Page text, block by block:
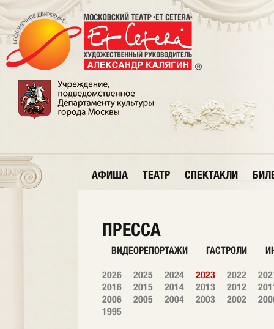
АФИША ТЕАТР СПЕКТАКЛИ
ПРЕССА
ВИДЕОРЕПОРТАЖИ ГАСТРОЛИ
2026 2025 2024 2023 2022
2016
2015 2014 2013 2012
2006
2005 2004 2003 2002
1995